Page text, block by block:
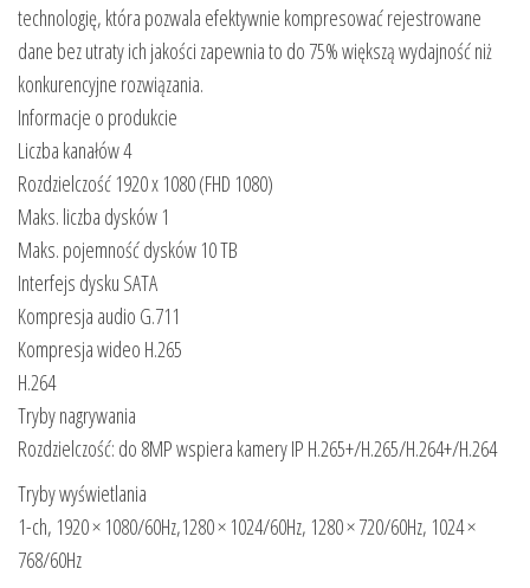
technologię, która pozwala efektywnie kompresować rejestrowane
dane bez utraty ich jakości zapewnia to do 75% większą wydajność niż
konkurencyjne rozwiązania.
Informacje o produkcie
Liczba kanałów 4
Rozdzielczość 1920 x 1080 (FHD 1080)
Maks. liczba dysków 1
Maks. pojemność dysków 10 TB
Interfejs dysku SATA
Kompresja audio G.711
Kompresja wideo H.265
H.264
Tryby nagrywania
Rozdzielczość: do 8MP wspiera kamery IP H.265+/H.265/H.264+/H.264
Tryby wyświetlania
1-ch, 1920 × 1080/60Hz,1280 × 1024/60Hz, 1280 × 720/60Hz, 1024 ×
768/60Hz